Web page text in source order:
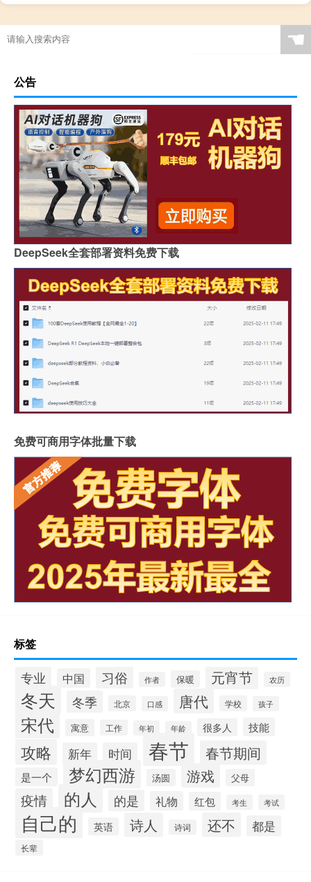
公司资质在哪里办理
☚
公告
DeepSeek全套部署资料免费下载
免费可商用字体批量下载
标签
专业 中国 习俗 作者 保暖 元宵节 农历
冬天 冬季 北京 口感 唐代 学校 孩子
宋代 寓意 工作 年初 年龄 很多人 技能
攻略 新年 时间 春节 春节期间
是一个 梦幻西游 汤圆 游戏 父母
疫情 的人 的是 礼物 红包 考生 考试
自己的 英语 诗人 诗词 还不 都是
长辈